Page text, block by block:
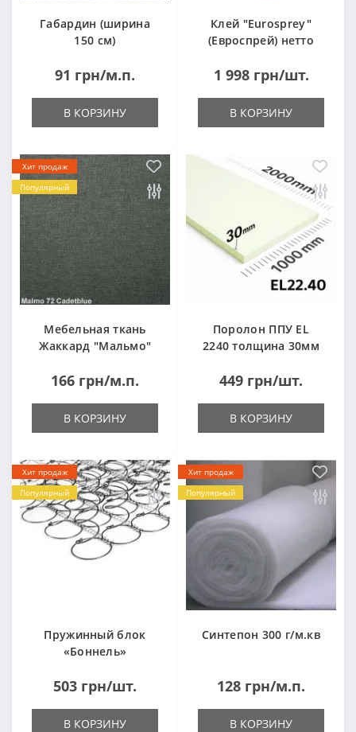
Габардин (ширина
150 см)
91 грн/м.п.
В КОРЗИНУ
Клей "Eurosprey"
(Евроспрей) нетто
1 998 грн/шт.
В КОРЗИНУ
Хит продаж
Популярный
Мебельная ткань
Жаккард "Мальмо"
166 грн/м.п.
В КОРЗИНУ
Поролон ППУ EL
2240 толщина 30мм
(1000x2000мм)
449 грн/шт.
В КОРЗИНУ
Хит продаж
Популярный
Пружинный блок
«Боннель»
503 грн/шт.
В КОРЗИНУ
Хит продаж
Популярный
Синтепон 300 г/м.кв
128 грн/м.п.
В КОРЗИНУ